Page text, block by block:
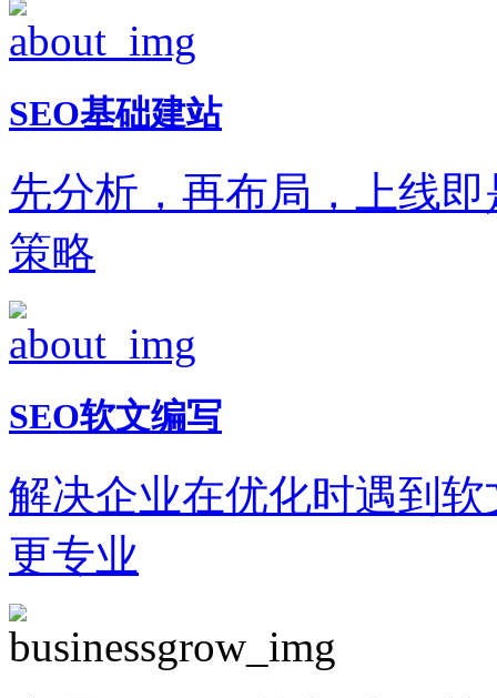
SEO基础建站
先分析，再布局，上线
策略
SEO软文编写
解决企业在优化时遇到
更专业